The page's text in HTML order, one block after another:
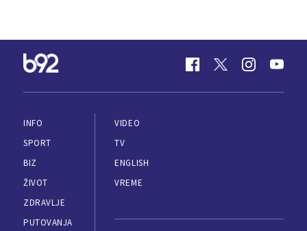
INFO
SPORT
BIZ
ŽIVOT
ZDRAVLJE
PUTOVANJA
VIDEO
TV
ENGLISH
VREME